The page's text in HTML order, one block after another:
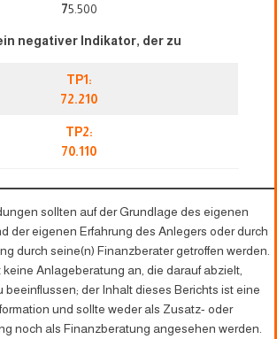
75.500
negativer Indikator, der zu
TP1:
72.210
TP2:
70.110
sollten auf der Grundlage des eigenen
der eigenen Erfahrung des Anlegers oder durch
durch seine(n) Finanzberater getroffen werden.
Anlageberatung an, die darauf abzielt,
beeinflussen; der Inhalt dieses Berichts ist eine
und sollte weder als Zusatz- oder
noch als Finanzberatung angesehen werden.